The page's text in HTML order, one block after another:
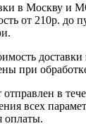
в Москву и
от 210р. до
при
отправлен в
всех
оплаты.